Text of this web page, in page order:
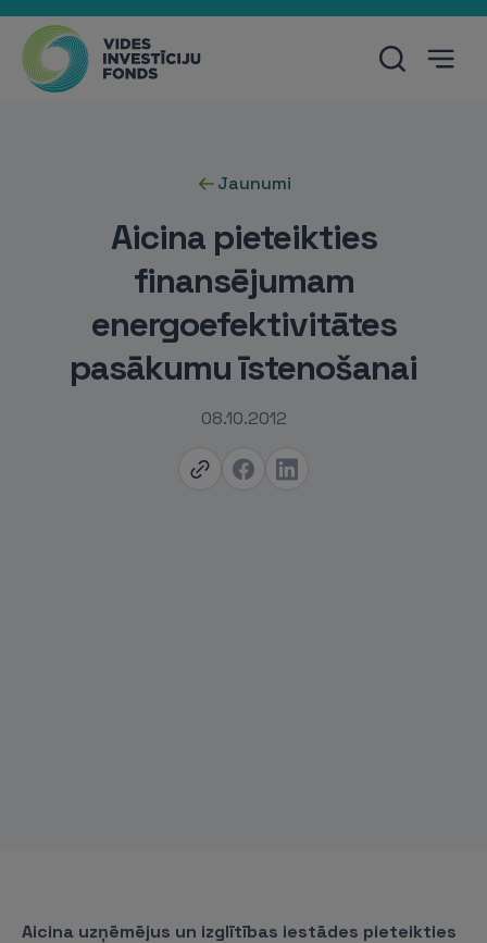
Jaunumi
Aicina pieteikties
finansējumam
energoefektivitātes
pasākumu īstenošanai
08.10.2012
Aicina uzņēmējus un izglītības iestādes pieteikties